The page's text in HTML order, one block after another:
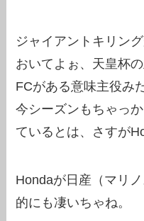
ジャイアントキリン
おいてよぉ、天皇杯
FCがある意味主役み
今シーズンもちゃっ
ているとは、さすが
Hondaが日産（マリ
的にも凄いちゃね。